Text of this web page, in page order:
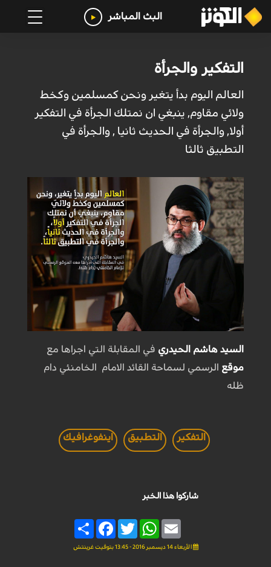
البث المباشر
التفكير والجرأة
العالم اليوم بدأ يتغير ونحن كمسلمين وكخط
ولائي مقاوم, ينبغي ان نمتلك الجرأة في التفكير
أولا, والجرأة في الحديث ثانيا , والجرأة في
التطبيق ثالثا
السيد هاشم الحيدري في المقابلة التي اجراها مع
موقع الرسمي لسماحة القائد الامام الخامنئي دام
ظله
التفكير التطبيق اينفوغرافيك
شاركوا هذا الخبر
Share
FacebookTwitter
WhatsAppEmail
الأربعاء 14 ديسمبر 2016 - 13:45 بتوقيت غرينتش